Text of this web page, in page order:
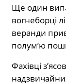
Ще один
вогнеборці
веранди
полум’ю
Фахівці